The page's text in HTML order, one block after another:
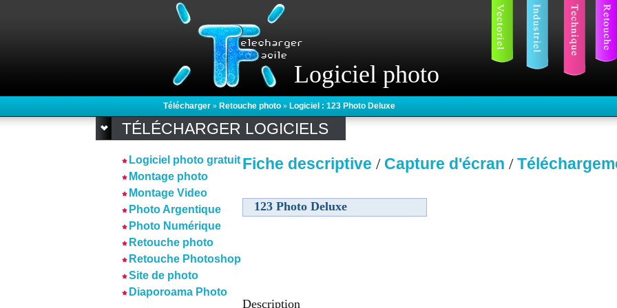
Logiciel photo
Télécharger » Retouche photo » Logiciel : 123 Photo Deluxe
TÉLÉCHARGER LOGICIELS
Logiciel photo gratuit
Montage photo
Montage Video
Photo Argentique
Photo Numérique
Retouche photo
Retouche Photoshop
Site de photo
Diaporoama Photo
Fiche descriptive / Capture d'écran /
123 Photo Deluxe
Description